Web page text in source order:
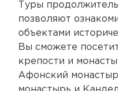
Туры
позволяют
объектами
Вы сможете
крепости и
Афонский